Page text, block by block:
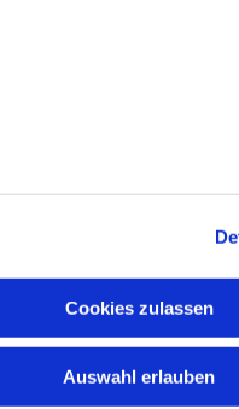
Cookies zulassen
Auswahl erlauben